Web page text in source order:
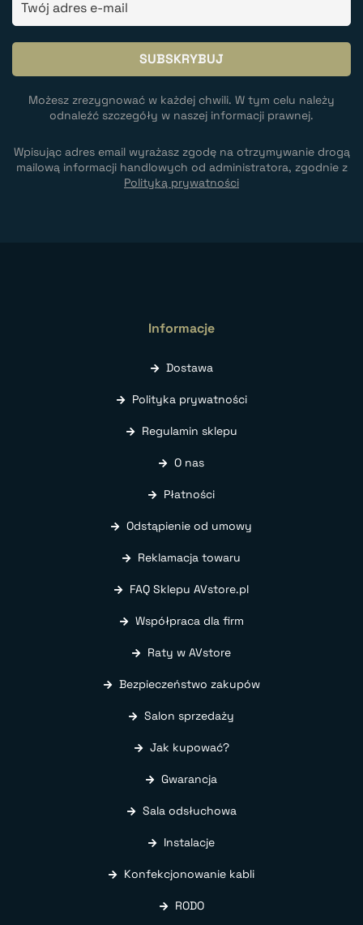
Możesz zrezygnować w każdej chwili. W tym celu należy
odnaleźć szczegóły w naszej informacji prawnej.
Wpisując adres email wyrażasz zgodę na otrzymywanie drogą
mailową informacji handlowych od administratora, zgodnie z
Polityką prywatności
Informacje
Dostawa
Polityka prywatności
Regulamin sklepu
O nas
Płatności
Odstąpienie od umowy
Reklamacja towaru
FAQ Sklepu AVstore.pl
Współpraca dla firm
Raty w AVstore
Bezpieczeństwo zakupów
Salon sprzedaży
Jak kupować?
Gwarancja
Sala odsłuchowa
Instalacje
Konfekcjonowanie kabli
RODO